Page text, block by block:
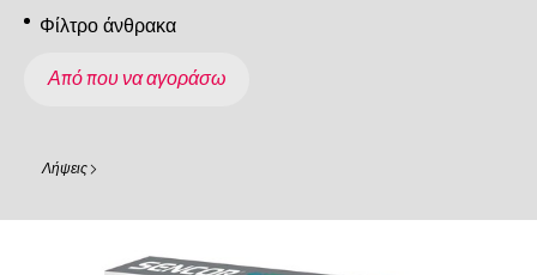
Φίλτρο άνθρακα
Από που να αγοράσω
Λήψεις